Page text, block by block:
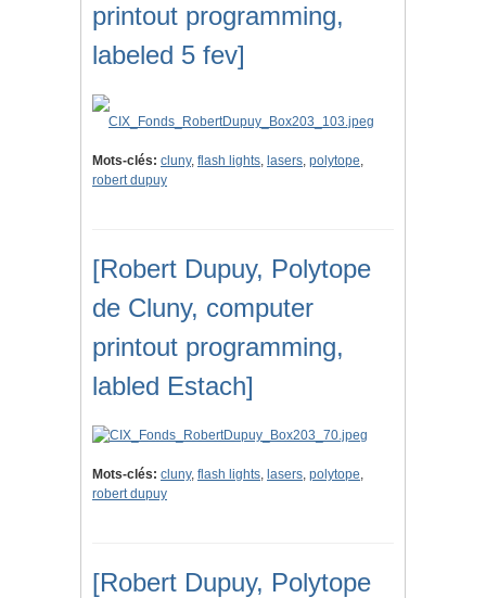
printout programming,
labeled 5 fev]
Mots-clés: cluny, flash lights, lasers, polytope,
robert dupuy
[Robert Dupuy, Polytope
de Cluny, computer
printout programming,
labled Estach]
Mots-clés: cluny, flash lights, lasers, polytope,
robert dupuy
[Robert Dupuy, Polytope